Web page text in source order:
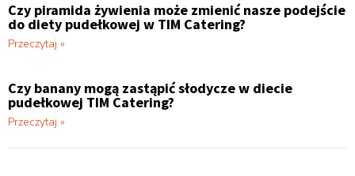
Czy piramida żywienia może zmienić nasze podejście
do diety pudełkowej w TIM Catering?
Przeczytaj »
Czy banany mogą zastąpić słodycze w diecie
pudełkowej TIM Catering?
Przeczytaj »